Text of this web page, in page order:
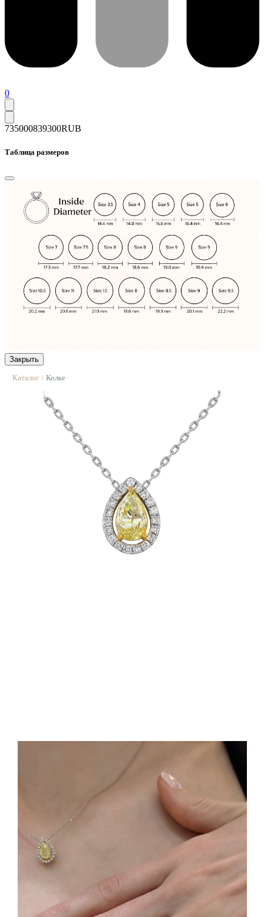
0
735000839300RUB
Таблица размеров
Закрыть
Каталог | Колье